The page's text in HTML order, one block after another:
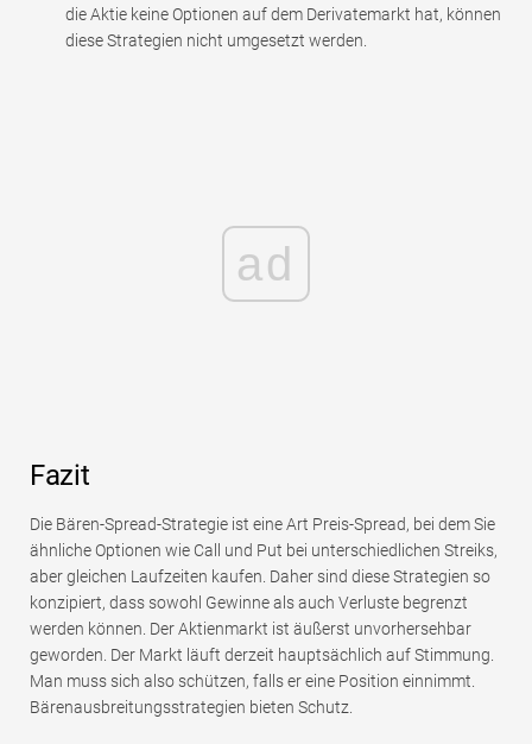
die Aktie keine Optionen auf dem Derivatemarkt hat, können
diese Strategien nicht umgesetzt werden.
ad
Fazit
Die Bären-Spread-Strategie ist eine Art Preis-Spread, bei dem Sie
ähnliche Optionen wie Call und Put bei unterschiedlichen Streiks,
aber gleichen Laufzeiten kaufen. Daher sind diese Strategien so
konzipiert, dass sowohl Gewinne als auch Verluste begrenzt
werden können. Der Aktienmarkt ist äußerst unvorhersehbar
geworden. Der Markt läuft derzeit hauptsächlich auf Stimmung.
Man muss sich also schützen, falls er eine Position einnimmt.
Bärenausbreitungsstrategien bieten Schutz.